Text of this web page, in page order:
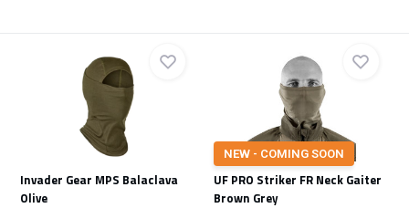
Invader Gear MPS Balaclava
Olive
NEW - COMING SOON
UF PRO Striker FR Neck Gaiter
Brown Grey